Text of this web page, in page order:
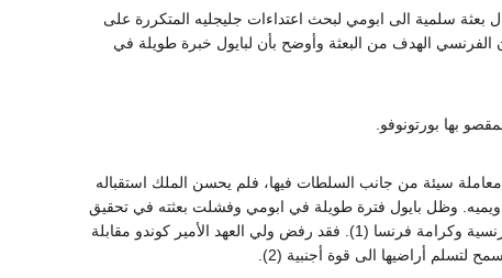
سلمية الى ابومي لبحث اعتداءات جليجليه المتكررة على
الفرنسي الهدف من البعثة وأوضح بأن لبايول خبرة طويلة في
بها بورتونوفو.
معاملة سيئة من جانب السلطات فيها، فلم يحسن الملك استقباله
الفرنيسة في نهر اويميه. وظل بايول فترة طويلة في ابومي وفشلت بعثته في تحقيق
هدفها وكان لهذا الفشل اثر كبير لدى ايتيان الذي رأى تدهور الوضع في داهومي، مما هدد المصالح الفرنسية وكرامة فرنسا (1). فقد رفض ولي العهد الأمير كوندو مقابلة